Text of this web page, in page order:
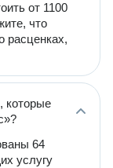
от 1100
что
расценках,
которые
64
услугу